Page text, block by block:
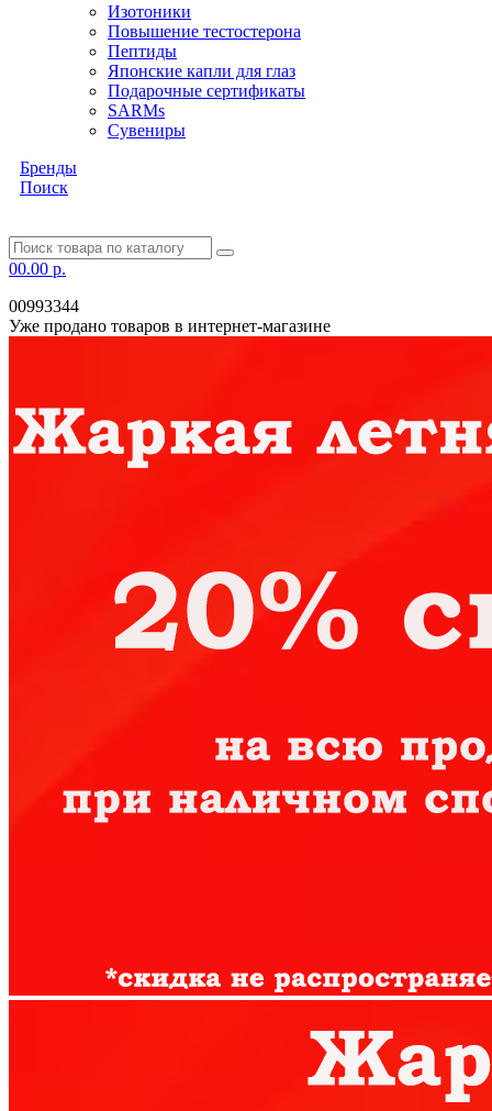
Изотоники
Повышение тестостерона
Пептиды
Японские капли для глаз
Подарочные сертификаты
SARMs
Сувениры
Бренды
Поиск
00.00 р.
00993344
Уже продано товаров в интернет-магазине